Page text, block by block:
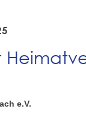
e.V.